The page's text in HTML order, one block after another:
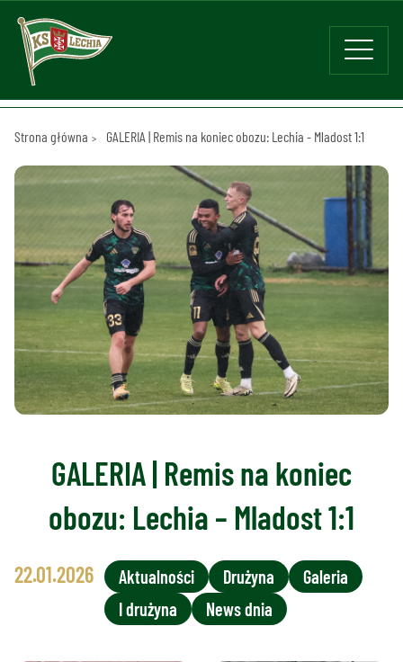
Strona główna GALERIA | Remis na koniec obozu: Lechia - Mladost 1:1
GALERIA | Remis na koniec
obozu: Lechia – Mladost 1:1
22.01.2026 Aktualności Drużyna
Galeria
I drużyna
News dnia